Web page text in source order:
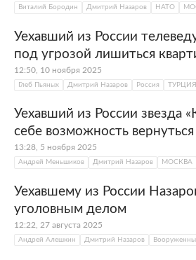
Виталий Бородин Дмитрий Назаров НАТО
Уехавший из России
под угрозой лишиться
12:50, 10 ноября 2025
Глеб Пьяных Дмитрий Назаров Россия ТУРЦИЯ
Уехавший из России звезда
себе возможность вернуться
13:28, 5 ноября 2025
Андрей Меньшиков Дмитрий Назаров МОСКВА
Уехавшему из России
уголовным делом
12:22, 27 августа 2025
Андрей Алешкин Дмитрий Назаров